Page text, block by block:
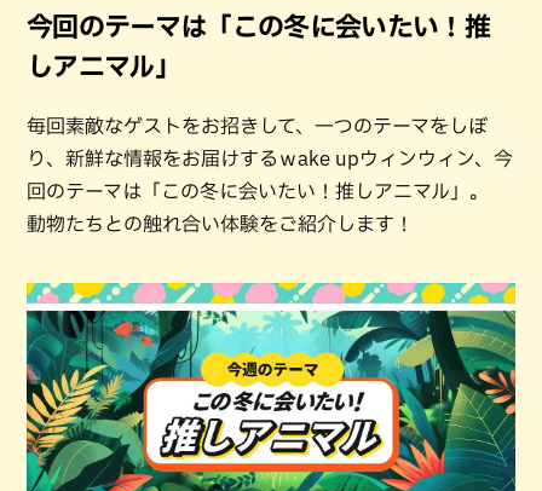
今回のテーマは「この冬に会いたい！推
しアニマル」
毎回素敵なゲストをお招きして、一つのテーマをしぼ
り、新鮮な情報をお届けするｗake upウィンウィン、今
回のテーマは「この冬に会いたい！推しアニマル」。
動物たちとの触れ合い体験をご紹介します！